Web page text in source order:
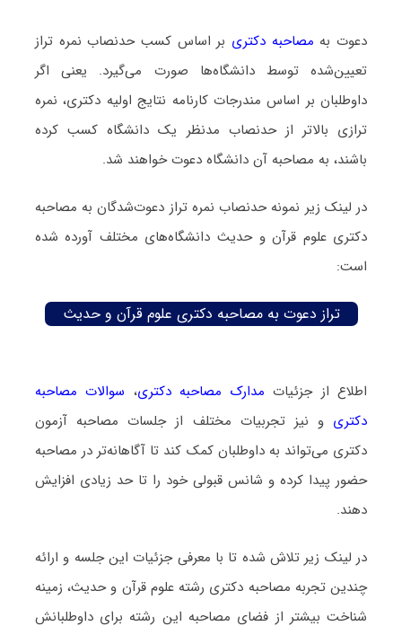
دعوت به مصاحبه دکتری بر اساس کسب حدنصاب نمره تراز
تعیین‌شده توسط دانشگاه‌ها صورت می‌گیرد. یعنی اگر
داوطلبان بر اساس مندرجات کارنامه نتایج اولیه دکتری، نمره
ترازی بالاتر از حدنصاب مدنظر یک دانشگاه کسب کرده
باشند، به مصاحبه آن دانشگاه دعوت خواهند شد.
در لینک زیر نمونه حدنصاب نمره تراز دعوت‌شدگان به مصاحبه
دکتری علوم قرآن و حدیث دانشگاه‌های مختلف آورده شده
است:
تراز دعوت به مصاحبه دکتری علوم قرآن و حدیث
اطلاع از جزئیات مدارک مصاحبه دکتری، سوالات مصاحبه
دکتری و نیز تجربیات مختلف از جلسات مصاحبه آزمون
دکتری می‌تواند به داوطلبان کمک کند تا آگاهانه‌تر در مصاحبه
حضور پیدا کرده و شانس قبولی خود را تا حد زیادی افزایش
دهند.
در لینک زیر تلاش شده تا با معرفی جزئیات این جلسه و ارائه
چندین تجربه مصاحبه دکتری رشته علوم قرآن و حدیث، زمینه
شناخت بیشتر از فضای مصاحبه این رشته برای داوطلبانش